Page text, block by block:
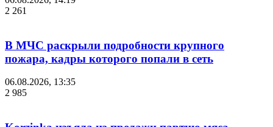
2 261
В МЧС раскрыли подробности крупного
пожара, кадры которого попали в сеть
06.08.2026, 13:35
2 985